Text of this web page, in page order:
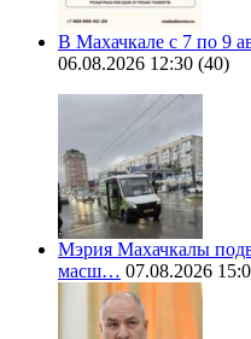
В Махачкале с 7 по 9
06.08.2026 12:30 (40)
Мэрия Махачкалы
масш… 07.08.2026